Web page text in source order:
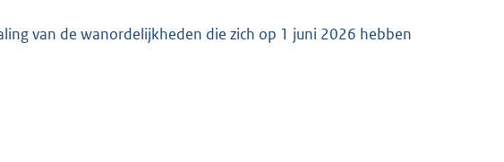
van de wanordelijkheden die zich op 1 juni 2026 hebben